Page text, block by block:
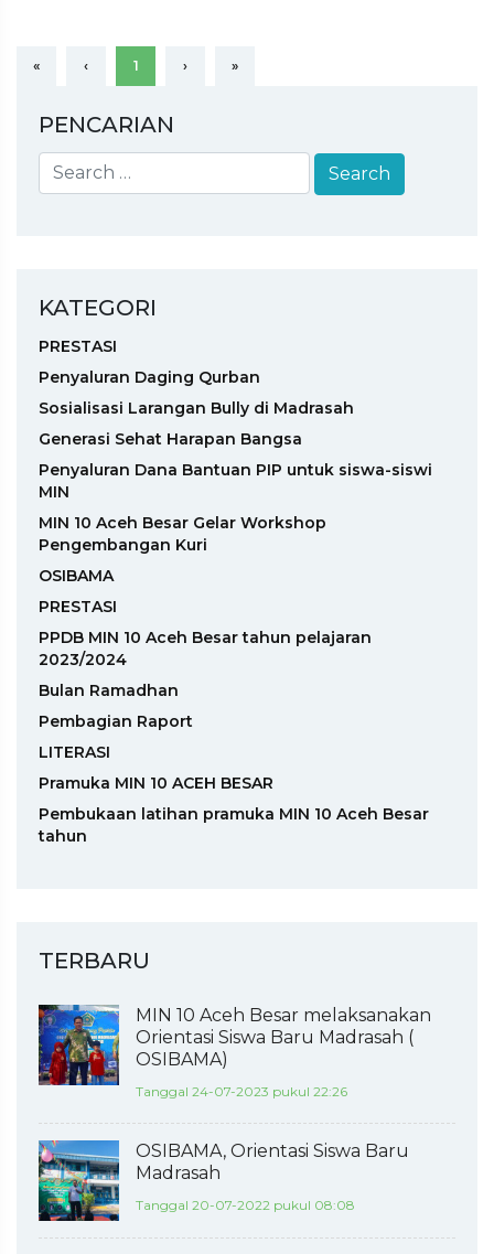
« ‹ 1 › »
PENCARIAN
KATEGORI
PRESTASI
Penyaluran Daging Qurban
Sosialisasi Larangan Bully di Madrasah
Generasi Sehat Harapan Bangsa
Penyaluran Dana Bantuan PIP untuk siswa-siswi
MIN
MIN 10 Aceh Besar Gelar Workshop
Pengembangan Kuri
OSIBAMA
PRESTASI
PPDB MIN 10 Aceh Besar tahun pelajaran
2023/2024
Bulan Ramadhan
Pembagian Raport
LITERASI
Pramuka MIN 10 ACEH BESAR
Pembukaan latihan pramuka MIN 10 Aceh Besar
tahun
TERBARU
MIN 10 Aceh Besar melaksanakan
Orientasi Siswa Baru Madrasah (
OSIBAMA)
Tanggal 24-07-2023 pukul 22:26
OSIBAMA, Orientasi Siswa Baru
Madrasah
Tanggal 20-07-2022 pukul 08:08